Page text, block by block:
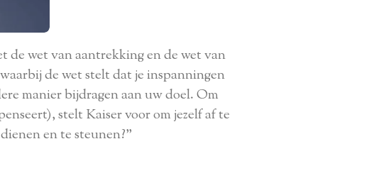
de wet van aantrekking en de wet van
de wet stelt dat je inspanningen
manier bijdragen aan uw doel. Om
stelt Kaiser voor om jezelf af te
en te steunen?"